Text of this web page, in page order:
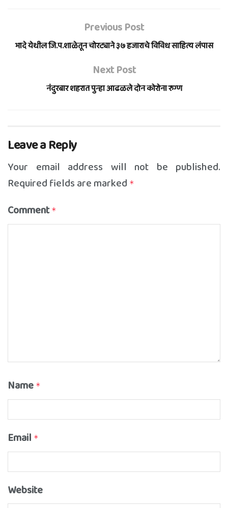
Previous Post
भादे येथील जि.प.शाळेतून चोरट्याने ३७ हजाराचे विविध साहित्य लंपास
Next Post
नंदुरबार शहरात पुन्हा आढळले दोन कोरोना रुग्ण
Leave a Reply
Your email address will not be published.
Required fields are marked *
Comment *
Name *
Email *
Website